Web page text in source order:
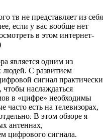
тв не представляет из себя
если у вас вообще нет
в этом интернет-
является одним из
людей. С развитием
сигнал практически
чтобы наслаждаться
в «цифре» необходимы
есть на телевизорах,
В этом обзоре я
антеннах,
цифрового сигнала.